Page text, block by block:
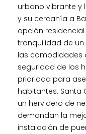
urbano vibrante y
y su cercanía a
opción
tranquilidad de
las comodidades
seguridad de los
prioridad para
habitantes. Santa
un hervidero de
demandan la
instalación de